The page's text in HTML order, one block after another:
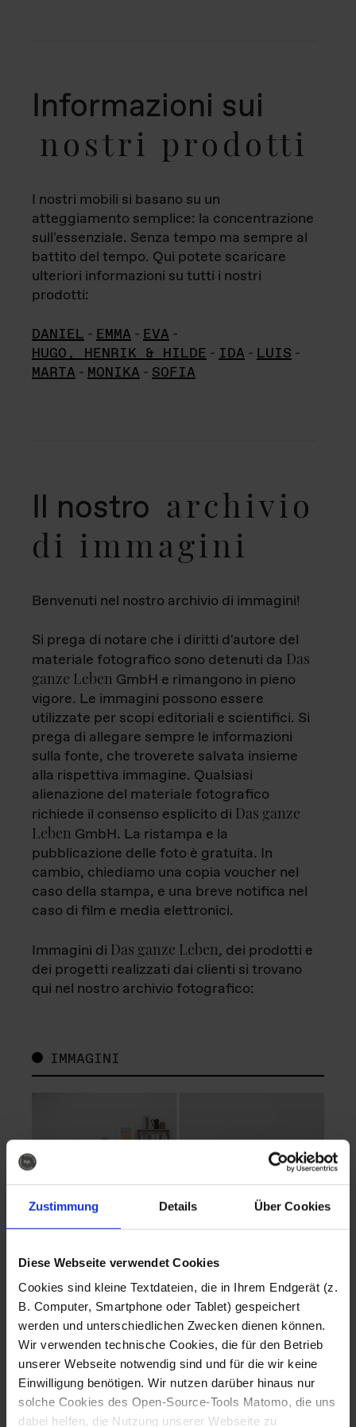
Zustimmung Details Über Cookies
Diese Webseite verwendet Cookies
Cookies sind kleine Textdateien, die in Ihrem Endgerät (z.
B. Computer, Smartphone oder Tablet) gespeichert
werden und unterschiedlichen Zwecken dienen können.
Wir verwenden technische Cookies, die für den Betrieb
unserer Webseite notwendig sind und für die wir keine
Einwilligung benötigen. Wir nutzen darüber hinaus nur
solche Cookies des Open-Source-Tools Matomo, die uns
dabei helfen, die Nutzung unserer Webseite zu
Informazioni sui
nostri prodotti
I nostri mobili si basano su un
atteggiamento semplice: la concentrazione
sull'essenziale. Senza tempo ma sempre al
battito del tempo. Qui potete scaricare
ulteriori informazioni su tutti i nostri
prodotti:
DANIEL - EMMA - EVA -
HUGO, HENRIK & HILDE - IDA - LUIS -
MARTA - MONIKA - SOFIA
Il nostro archivio
di immagini
Benvenuti nel nostro archivio di immagini!
Si prega di notare che i diritti d'autore del
materiale fotografico sono detenuti da Das
ganze Leben GmbH e rimangono in pieno
vigore. Le immagini possono essere
utilizzate per scopi editoriali e scientifici. Si
prega di allegare sempre le informazioni
sulla fonte, che troverete salvata insieme
alla rispettiva immagine. Qualsiasi
alienazione del materiale fotografico
richiede il consenso esplicito di Das ganze
Leben GmbH. La ristampa e la
pubblicazione delle foto è gratuita. In
cambio, chiediamo una copia voucher nel
caso della stampa, e una breve notifica nel
caso di film e media elettronici.
Immagini di Das ganze Leben, dei prodotti e
dei progetti realizzati dai clienti si trovano
qui nel nostro archivio fotografico:
IMMAGINI
Fotografo: Lorenz
Sternbach
Download
Fotografo: Lorenz
Sternbach
Download